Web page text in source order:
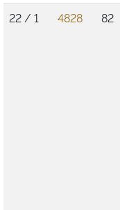
22 / 1
4828 82